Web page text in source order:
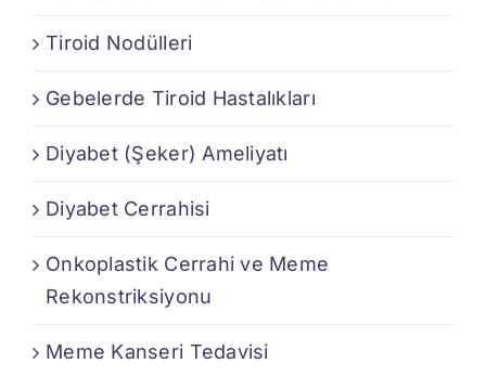
Tiroid Nodülleri
Gebelerde Tiroid Hastalıkları
Diyabet (Şeker) Ameliyatı
Diyabet Cerrahisi
Onkoplastik Cerrahi ve Meme
Rekonstriksiyonu
Meme Kanseri Tedavisi